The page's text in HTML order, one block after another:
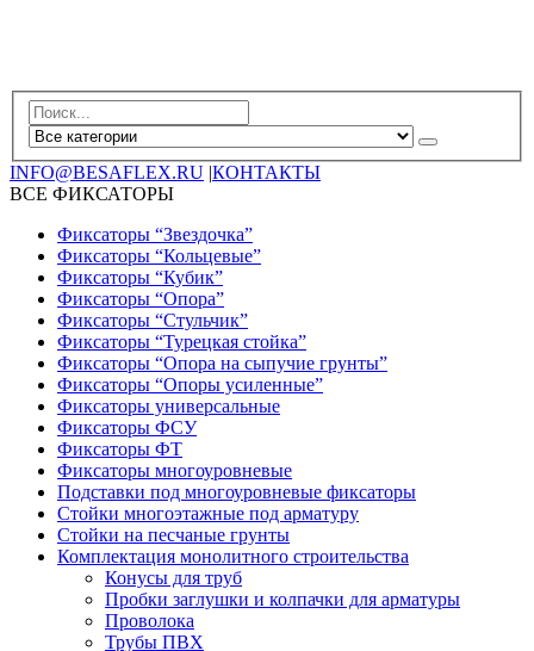
INFO@BESAFLEX.RU |КОНТАКТЫ
ВСЕ ФИКСАТОРЫ
Фиксаторы “Звездочка”
Фиксаторы “Кольцевые”
Фиксаторы “Кубик”
Фиксаторы “Опора”
Фиксаторы “Стульчик”
Фиксаторы “Турецкая стойка”
Фиксаторы “Опора на сыпучие грунты”
Фиксаторы “Опоры усиленные”
Фиксаторы универсальные
Фиксаторы ФСУ
Фиксаторы ФТ
Фиксаторы многоуровневые
Подставки под многоуровневые фиксаторы
Стойки многоэтажные под арматуру
Стойки на песчаные грунты
Комплектация монолитного строительства
Конусы для труб
Пробки заглушки и колпачки для арматуры
Проволока
Трубы ПВХ